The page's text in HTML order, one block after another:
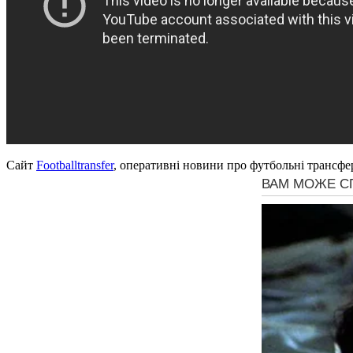
Сайт Footballtransfer, оперативні новини про футбольні